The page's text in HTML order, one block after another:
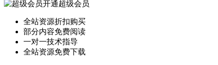
开通超级会员
全站资源折扣购买
部分内容免费阅读
一对一技术指导
全站资源免费下载